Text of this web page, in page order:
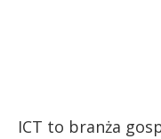
ICT to branża